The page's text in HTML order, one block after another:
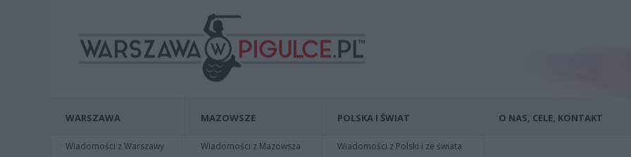
WARSZAWA
Wiadomości z Warszawy
MAZOWSZE
Wiadomości z Mazowsza
POLSKA I ŚWIAT
Wiadomości z Polski i ze świata
O NAS, CELE, KONTAKT